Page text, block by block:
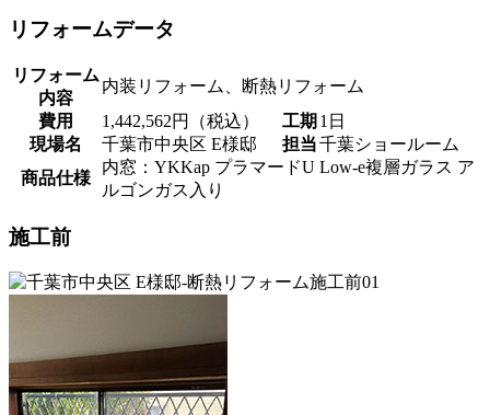
リフォームデータ
リフォーム
内容
内装リフォーム、断熱リフォーム
費用
1,442,562円（税込） 工期 1日
現場名
千葉市中央区 E様邸 担当千葉ショールーム
商品仕様
内窓：YKKap プラマードU Low-e複層ガラス ア
ルゴンガス入り
施工前